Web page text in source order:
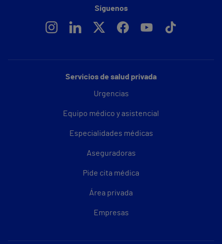
Servicios de salud privada
Urgencias
Equipo médico y asistencial
Especialidades médicas
Aseguradoras
Pide cita médica
Área privada
Empresas
Síguenos